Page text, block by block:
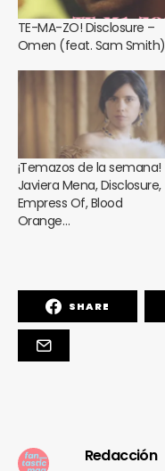
TE-MA-ZO! Disclosure –
Omen (feat. Sam Smith)
¡Temazos de la semana!
Javiera Mena, Disclosure,
Empress Of, Blood
Orange…
SHARE
Redacción